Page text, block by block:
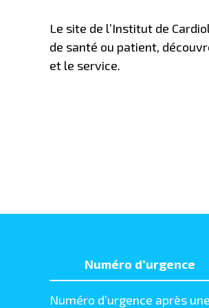
Le site de l’Institut de
de santé ou patient,
et le service.
Numéro d’urgence
Numéro d’urgence après une